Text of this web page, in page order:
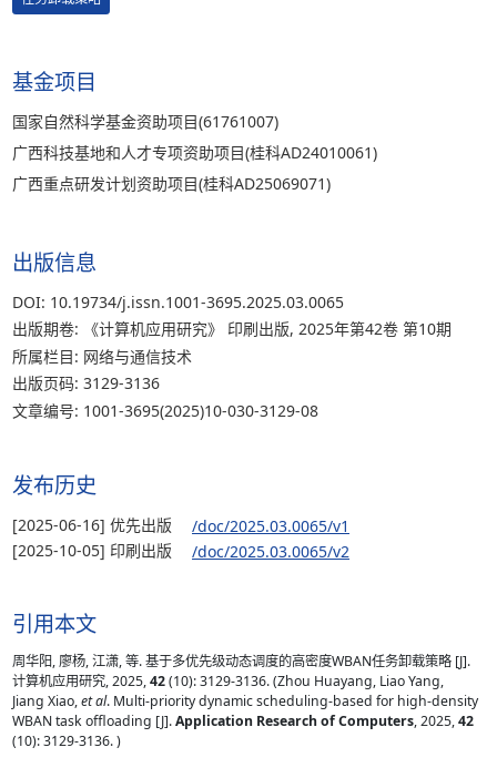
基金项目
国家自然科学基金资助项目(61761007)
广西科技基地和人才专项资助项目(桂科AD24010061)
广西重点研发计划资助项目(桂科AD25069071)
出版信息
DOI: 10.19734/j.issn.1001-3695.2025.03.0065
出版期卷: 《计算机应用研究》 印刷出版, 2025年第42卷 第10期
所属栏目: 网络与通信技术
出版页码: 3129-3136
文章编号: 1001-3695(2025)10-030-3129-08
发布历史
[2025-06-16] 优先出版
/doc/2025.03.0065/v1
[2025-10-05] 印刷出版
/doc/2025.03.0065/v2
引用本文
周华阳, 廖杨, 江潇, 等. 基于多优先级动态调度的高密度WBAN任务卸载策略 [J].
计算机应用研究, 2025,42(10): 3129-3136. (Zhou Huayang, Liao Yang,
Jiang Xiao,et al. Multi-priority dynamic scheduling-based for high-density
WBAN task offloading [J].Application Research of Computers, 2025,42
(10): 3129-3136. )